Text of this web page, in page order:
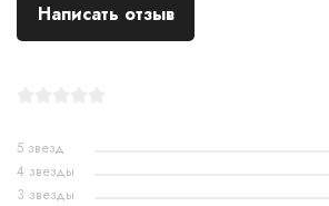
Написать отзыв
5 звезд
4 звезды
3 звезды